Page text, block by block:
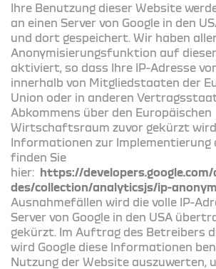
Ihre Benutzung dieser Website
an einen Server von Google in den
und dort gespeichert. Wir haben
Anonymisierungsfunktion auf
aktiviert, so dass Ihre IP-Adresse
innerhalb von Mitgliedstaaten der
Union oder in anderen
Abkommens über den Europäischen
Wirtschaftsraum zuvor gekürzt
Informationen zur Implementierung
finden Sie
hier: https://
des/collection/analyticsjs/ip-
Ausnahmefällen wird die volle IP-
Server von Google in den USA
gekürzt. Im Auftrag des Betreibers
wird Google diese Informationen
Nutzung der Website auszuwerten,